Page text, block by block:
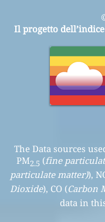
Il progetto
The Data sources
PM2.5 (fine
particulate matter)),
Dioxide), CO (Carbon
data in